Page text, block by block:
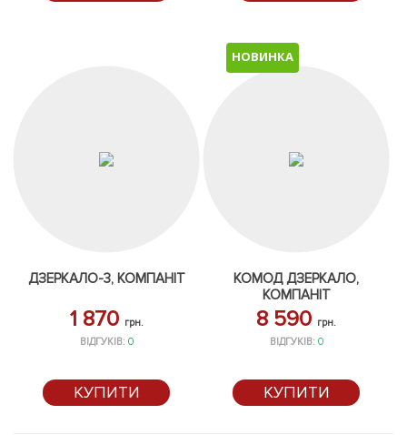
ДЗЕРКАЛО-3, КОМПАНІТ
1 870 грн.
ВІДГУКІВ: 0
КУПИТИ
НОВИНКА
КОМОД ДЗЕРКАЛО,
КОМПАНІТ
8 590 грн.
ВІДГУКІВ: 0
КУПИТИ